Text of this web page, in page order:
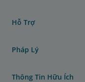
Hỗ Trợ
Pháp Lý
Thông Tin Hữu Ích